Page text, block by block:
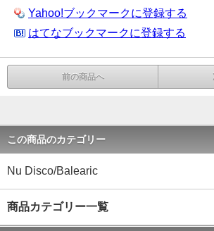
Yahoo!ブックマークに登録する
はてなブックマークに登録する
前の商品へ
この商品のカテゴリー
Nu Disco/Balearic
商品カテゴリー一覧